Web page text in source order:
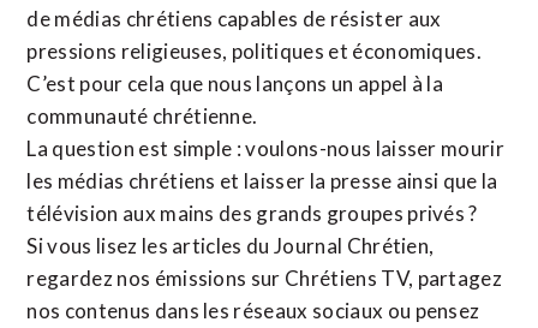
de médias chrétiens capables de résister aux
pressions religieuses, politiques et économiques.
C’est pour cela que nous lançons un appel à la
communauté chrétienne.
La question est simple : voulons-nous laisser mourir
les médias chrétiens et laisser la presse ainsi que la
télévision aux mains des grands groupes privés ?
Si vous lisez les articles du Journal Chrétien,
regardez nos émissions sur Chrétiens TV, partagez
nos contenus dans les réseaux sociaux ou pensez